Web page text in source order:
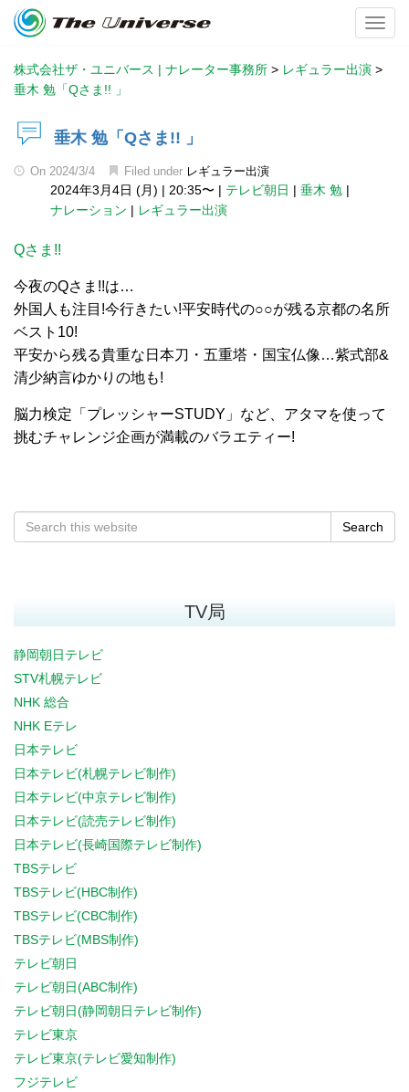
株式会社ザ・ユニバース | ナレーター事務所 > レギュラー出演 >
垂木 勉「Qさま!! 」
垂木 勉「Qさま!! 」
On 2024/3/4 Filed under レギュラー出演
2024年3月4日 (月) | 20:35〜 | テレビ朝日 | 垂木 勉 |
ナレーション | レギュラー出演
Qさま!!
今夜のQさま!!は…
外国人も注目!今行きたい!平安時代の○○が残る京都の名所
ベスト10!
平安から残る貴重な日本刀・五重塔・国宝仏像…紫式部&
清少納言ゆかりの地も!
脳力検定「プレッシャーSTUDY」など、アタマを使って
挑むチャレンジ企画が満載のバラエティー!
Search
TV局
静岡朝日テレビ
STV札幌テレビ
NHK 総合
NHK Eテレ
日本テレビ
日本テレビ(札幌テレビ制作)
日本テレビ(中京テレビ制作)
日本テレビ(読売テレビ制作)
日本テレビ(長崎国際テレビ制作)
TBSテレビ
TBSテレビ(HBC制作)
TBSテレビ(CBC制作)
TBSテレビ(MBS制作)
テレビ朝日
テレビ朝日(ABC制作)
テレビ朝日(静岡朝日テレビ制作)
テレビ東京
テレビ東京(テレビ愛知制作)
フジテレビ